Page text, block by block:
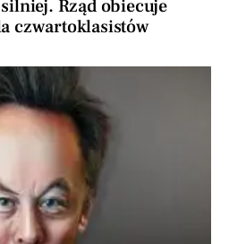
Rząd obiecuje
czwartoklasistów